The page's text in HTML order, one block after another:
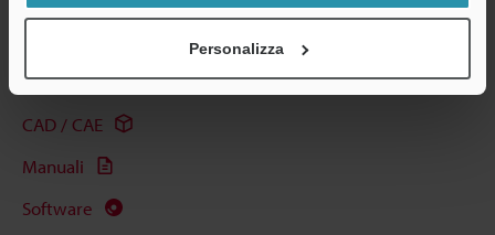
Personalizza
Scheda tecnica (PDF)
CAD / CAE
Manuali
Software